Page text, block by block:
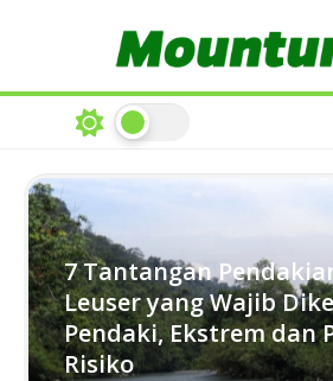
7 Tantangan
Leuser yang Wajib
Pendaki, Ekstrem dan
Risiko